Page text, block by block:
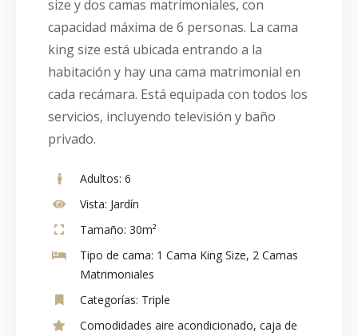
size y dos camas matrimoniales, con
capacidad máxima de 6 personas. La cama
king size está ubicada entrando a la
habitación y hay una cama matrimonial en
cada recámara. Está equipada con todos los
servicios, incluyendo televisión y baño
privado.
Adultos: 6
Vista: Jardín
Tamaño: 30m²
Tipo de cama: 1 Cama King Size, 2 Camas
Matrimoniales
Categorías: Triple
Comodidades aire acondicionado, caja de